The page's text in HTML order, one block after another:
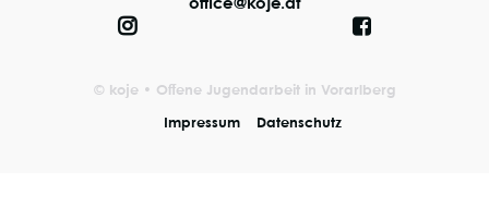
office@koje.at
 
© koje • Offene Jugendarbeit in Vorarlberg
Impressum Datenschutz